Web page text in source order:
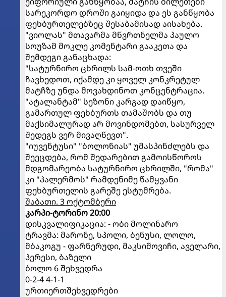
სარეკორდო დროში გაიყიდა და ეს განწყობა
ფეხბურთელებზეც შესაბამისად აისახება.
"ვიოლას" მთავარმა მწვრთნელმა პაულო
სოუზამ მოკლე კომენტარი გააკეთა და
შემდეგი განაცხადა:
"სატურნირო ცხრილს სამ-ოთხ თვეში
ჩავხედოთ, იქამდე კი ყოველ კონკრეტულ
მატჩზე უნდა მოვახდინოთ კონცენტრაცია.
"ატალანტამ" სეზონი კარგად დაიწყო,
გამართულ ფეხბურთს თამაშობს და თუ
მაქსიმალურად არ მოვინდომებთ, სასურველ
შედეგს ვერ მივაღწევთ".
"იუვენტუსი" "ბოლონიას" უმასპინძლებს და
შეეცდება, რომ შედარებით გამოისწოროს
მდგომარეობა სატურნირო ცხრილში, "რომა"
კი "პალერმოს" რამდენიმე წამყვანი
ფეხბურთელის გარეშე ესტუმრება.
შაბათი. 3 ოქტომბერი
კარპი-ტორინო 20:00
დისკვალიფიკაცია: - ობი მოლინარო
ტრავმა: მარონე, სპოლი, ბენუსი, ლოლო,
მბაკოგუ - ფარნერუდი, მაკსიმოვიჩი, აველარი,
პერესი, ბაზელი
ბოლო 6 შეხვედრა
0-2-4 4-1-1
ურთიერთშეხვედრები